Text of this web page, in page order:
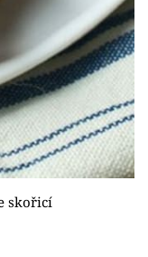
skořicí